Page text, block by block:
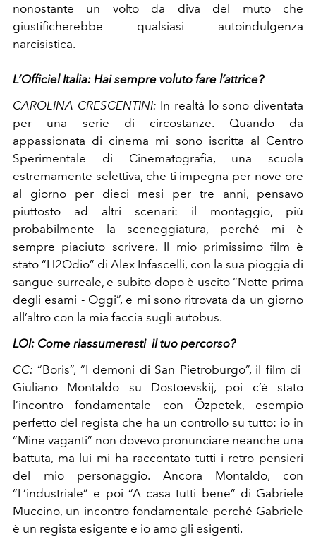
nonostante un volto da diva del muto che
giustificherebbe qualsiasi autoindulgenza
narcisistica.
L’Officiel Italia: Hai sempre voluto fare l’attrice?
CAROLINA CRESCENTINI: In realtà lo sono diventata
per una serie di circostanze. Quando da
appassionata di cinema mi sono iscritta al Centro
Sperimentale di Cinematografia, una scuola
estremamente selettiva, che ti impegna per nove ore
al giorno per dieci mesi per tre anni, pensavo
piuttosto ad altri scenari: il montaggio, più
probabilmente la sceneggiatura, perché mi è
sempre piaciuto scrivere. Il mio primissimo film è
stato “H2Odio” di Alex Infascelli, con la sua pioggia di
sangue surreale, e subito dopo è uscito “Notte prima
degli esami - Oggi”, e mi sono ritrovata da un giorno
all’altro con la mia faccia sugli autobus.
LOI: Come riassumeresti il tuo percorso?
CC:“Boris”, “I demoni di San Pietroburgo”, il film di
Giuliano Montaldo su Dostoevskij, poi c’è stato
l’incontro fondamentale con Özpetek, esempio
perfetto del regista che ha un controllo su tutto: io in
“Mine vaganti” non dovevo pronunciare neanche una
battuta, ma lui mi ha raccontato tutti i retro pensieri
del mio personaggio. Ancora Montaldo, con
“L’industriale” e poi “A casa tutti bene” di Gabriele
Muccino, un incontro fondamentale perché Gabriele
è un regista esigente e io amo gli esigenti.